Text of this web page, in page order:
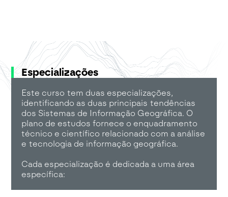
Especializações
Este curso tem duas especializações,
identificando as duas principais tendências
dos Sistemas de Informação Geográfica. O
plano de estudos fornece o enquadramento
técnico e científico relacionado com a análise
e tecnologia de informação geográfica.
Cada especialização é dedicada a uma área
específica: